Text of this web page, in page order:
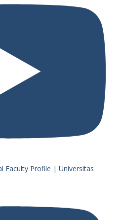
Faculty Profile | Universitas